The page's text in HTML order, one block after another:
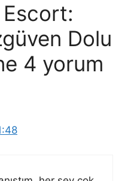
Dolu
4 yorum